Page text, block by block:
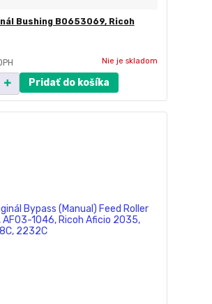
Bushing B0653069, Ricoh
Nie je skladom
Pridať do košíka